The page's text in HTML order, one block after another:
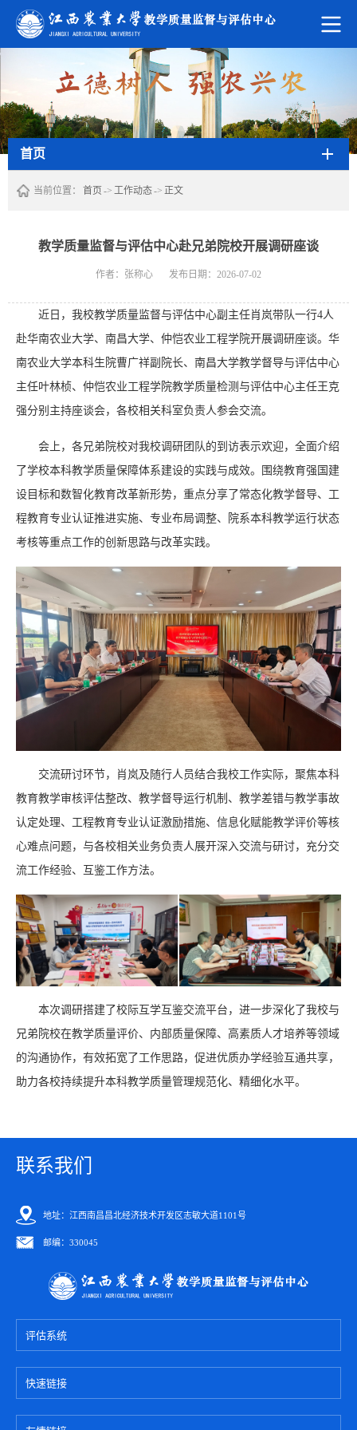
首页
当前位置： 首页 -> 工作动态-> 正文
教学质量监督与评估中心赴兄弟院校开展调研座谈
作者：张称心 发布日期：2026-07-02
近日，我校教学质量监督与评估中心副主任肖岚带队一行4人
赴华南农业大学、 南昌大学、仲恺农业工程学院开展调研座谈。 华
南农业大学本科生院曹广祥副院长、 南昌大学教学督导与评估中心
主任叶林桢、仲恺农业工程学院教学质量检测与评估中心主任王克
强分别主持座谈会，各校相关科室负责人参会交流。
会上，各兄弟院校对我校调研团队的到访表示欢迎，全面介绍
了学校本科教学质量保障体系建设的实践与成效。围绕教育强国建
设目标和数智化教育改革新形势，重点分享了常态化教学督导、工
程教育专业认证推进实施、专业布局调整、院系本科教学运行状态
考核等重点工作的创新思路与改革实践。
交流研讨环节，肖岚及随行人员结合我校工作实际，聚焦本科
教育教学审核评估整改、教学督导运行机制、教学差错与教学事故
认定处理、工程教育专业认证激励措施、信息化赋能教学评价等核
心难点问题，与各校相关业务负责人展开深入交流与研讨，充分交
流工作经验、互鉴工作方法。
本次调研搭建了校际互学互鉴交流平台，进一步深化了我校与
兄弟院校在教学质量评价、内部质量保障、高素质人才培养等领域
的沟通协作，有效拓宽了工作思路，促进优质办学经验互通共享，
助力各校持续提升本科教学质量管理规范化、精细化水平。
联系我们
地址：江西南昌昌北经济技术开发区志敏大道1101号
邮编：330045
评估系统
快速链接